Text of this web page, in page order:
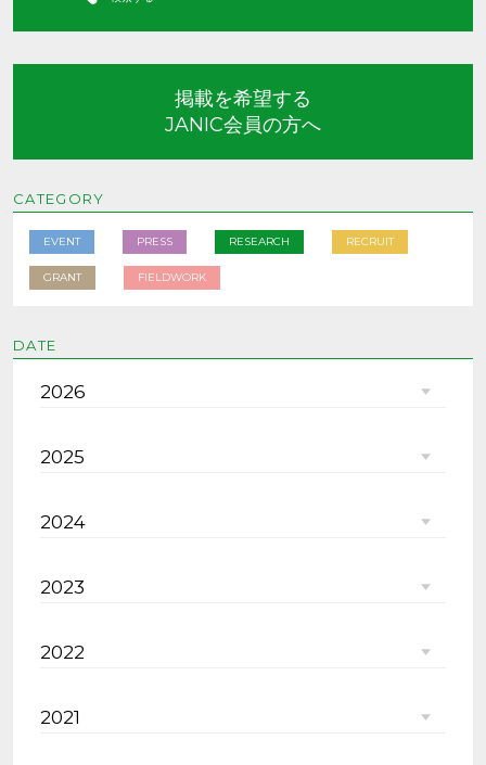
掲載を希望する
JANIC会員の方へ
CATEGORY
EVENT PRESS RESEARCH RECRUIT
GRANT FIELDWORK
DATE
2026
2025
2024
2023
2022
2021